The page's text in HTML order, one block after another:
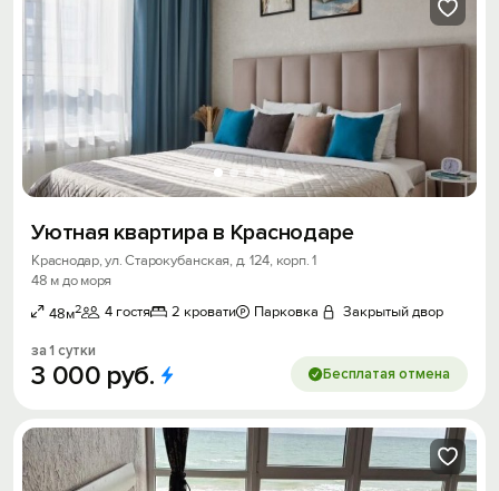
Уютная квартира в Краснодаре
Краснодар, ул. Старокубанская, д. 124, корп. 1
48 м до моря
48м2 4 гостя 2 кровати Парковка Закрытый двор
за 1 сутки
3 000 руб. Бесплатая отмена